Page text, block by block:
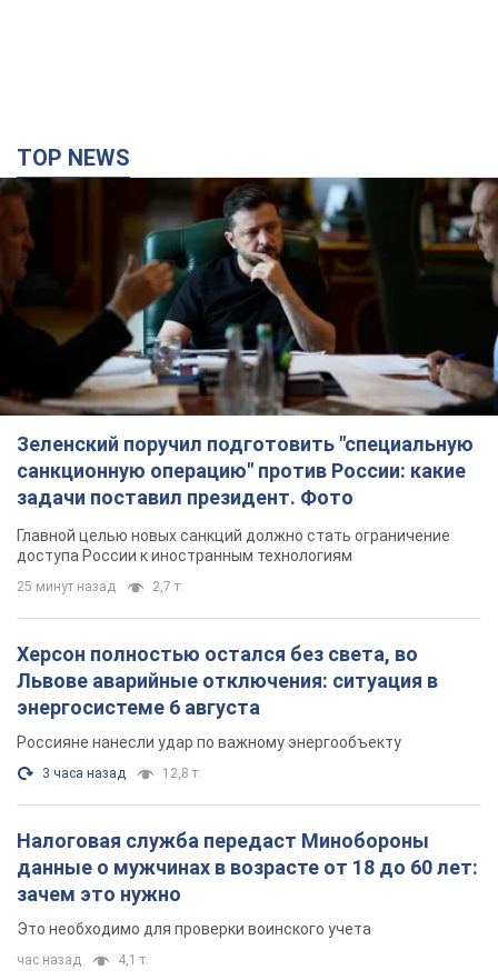
TOP NEWS
Зеленский поручил подготовить "специальную
санкционную операцию" против России: какие
задачи поставил президент. Фото
Главной целью новых санкций должно стать ограничение
доступа России к иностранным технологиям
25 минут назад 2,7 т.
Херсон полностью остался без света, во
Львове аварийные отключения: ситуация в
энергосистеме 6 августа
Россияне нанесли удар по важному энергообъекту
3 часа назад 12,8 т.
Налоговая служба передаст Минобороны
данные о мужчинах в возрасте от 18 до 60 лет:
зачем это нужно
Это необходимо для проверки воинского учета
час назад 4,1 т.